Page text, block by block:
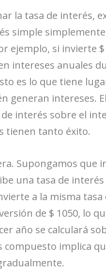
la tasa de interés,
simple
ejemplo, si invierte
intereses anuales
es lo que tiene
generan intereses.
interés sobre el
tienen tanto éxito.
Supongamos que
una tasa de
a la misma tasa
de $ 1050, lo
año se calculará
compuesto implica